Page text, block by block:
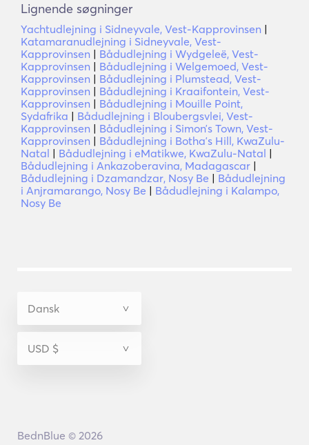
Lignende søgninger
Yachtudlejning i Sidneyvale, Vest-Kapprovinsen |
Katamaranudlejning i Sidneyvale, Vest-
Kapprovinsen | Bådudlejning i Wydgeleë, Vest-
Kapprovinsen | Bådudlejning i Welgemoed, Vest-
Kapprovinsen | Bådudlejning i Plumstead, Vest-
Kapprovinsen | Bådudlejning i Kraaifontein, Vest-
Kapprovinsen | Bådudlejning i Mouille Point,
Sydafrika | Bådudlejning i Bloubergsvlei, Vest-
Kapprovinsen | Bådudlejning i Simonʼs Town, Vest-
Kapprovinsen | Bådudlejning i Bothaʼs Hill, KwaZulu-
Natal | Bådudlejning i eMatikwe, KwaZulu-Natal |
Bådudlejning i Ankazoberavina, Madagascar |
Bådudlejning i Dzamandzar, Nosy Be | Bådudlejning
i Anjramarango, Nosy Be | Bådudlejning i Kalampo,
Nosy Be
BednBlue © 2026